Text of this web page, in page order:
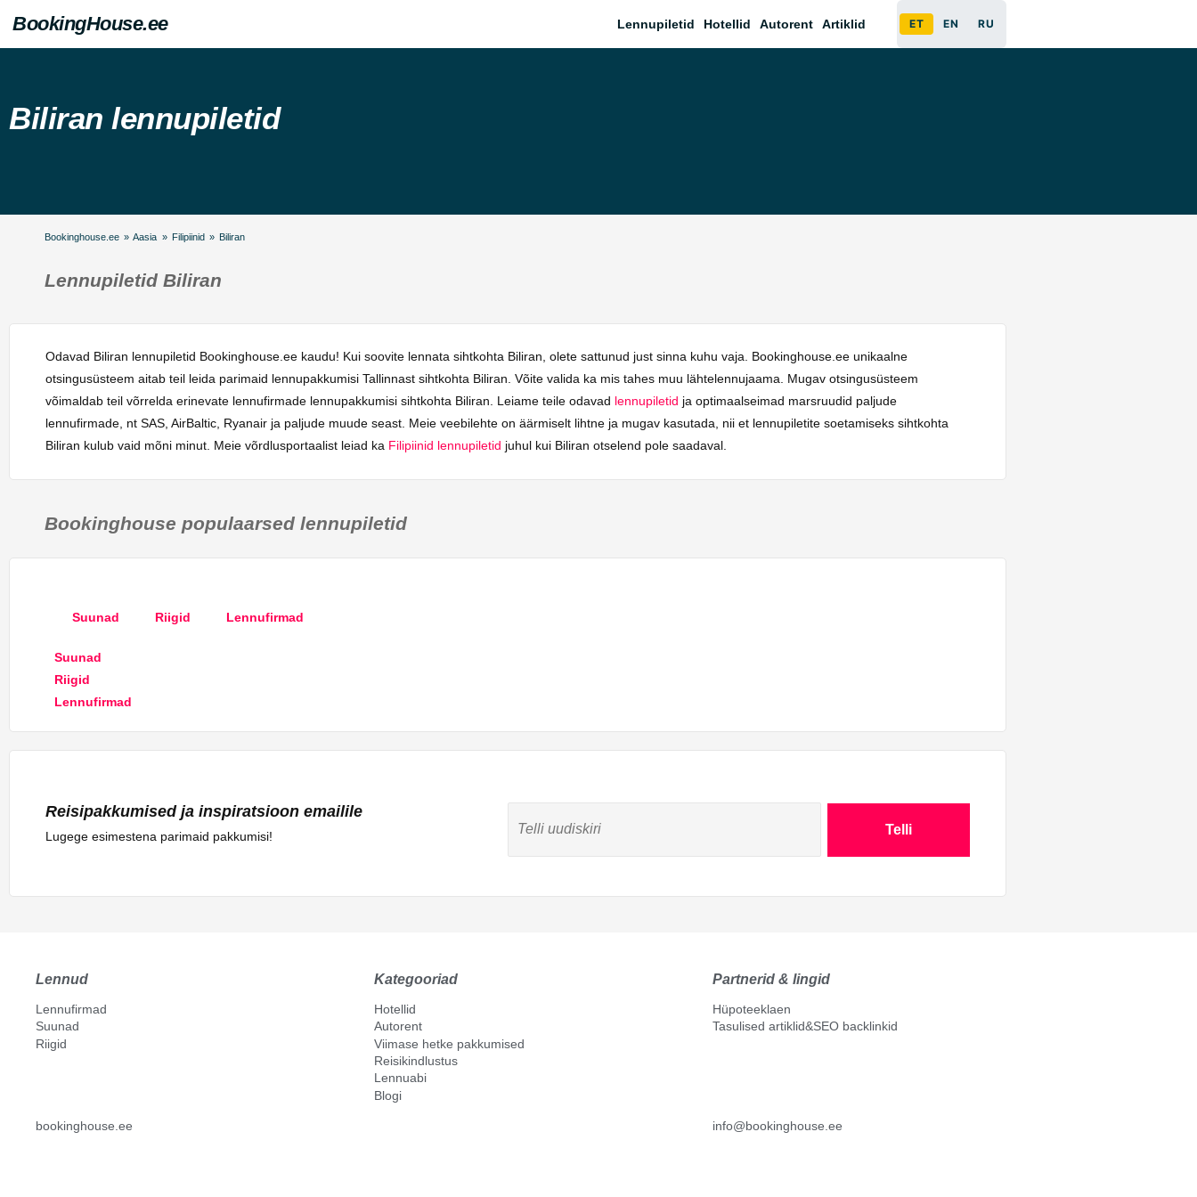
BookingHouse.ee Lennupiletid Hotellid Autorent Artiklid ET EN RU
Biliran lennupiletid
Bookinghouse.ee »Aasia » Filipiinid» Biliran
Lennupiletid Biliran
Odavad Biliran lennupiletid Bookinghouse.ee kaudu! Kui soovite lennata sihtkohta Biliran, olete sattunud just sinna kuhu vaja. Bookinghouse.ee unikaalne
otsingusüsteem aitab teil leida parimaid lennupakkumisi Tallinnast sihtkohta Biliran. Võite valida ka mis tahes muu lähtelennujaama. Mugav otsingusüsteem
võimaldab teil võrrelda erinevate lennufirmade lennupakkumisi sihtkohta Biliran. Leiame teile odavad lennupiletid ja optimaalseimad marsruudid paljude
lennufirmade, nt SAS, AirBaltic, Ryanair ja paljude muude seast. Meie veebilehte on äärmiselt lihtne ja mugav kasutada, nii et lennupiletite soetamiseks sihtkohta
Biliran kulub vaid mõni minut. Meie võrdlusportaalist leiad ka Filipiinid lennupiletid juhul kui Biliran otselend pole saadaval.
Bookinghouse populaarsed lennupiletid
Suunad Riigid Lennufirmad
Suunad
Riigid
Lennufirmad
Reisipakkumised ja inspiratsioon emailile
Lugege esimestena parimaid pakkumisi! Telli
Lennud
Lennufirmad
Suunad
Riigid
Kategooriad
Hotellid
Autorent
Viimase hetke pakkumised
Reisikindlustus
Lennuabi
Blogi
Partnerid & lingid
Hüpoteeklaen
Tasulised artiklid&SEO backlinkid
bookinghouse.ee info@bookinghouse.ee